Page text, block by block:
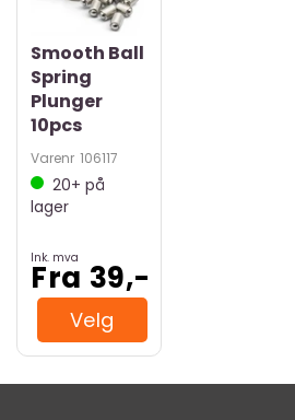
Smooth Ball
Spring
Plunger
10pcs
Varenr 106117
20+ på
lager
Ink. mva
Fra 39,-
Velg